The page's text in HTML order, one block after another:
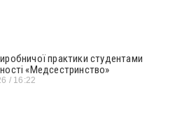
практики студентами
«Медсестринство»
16:22